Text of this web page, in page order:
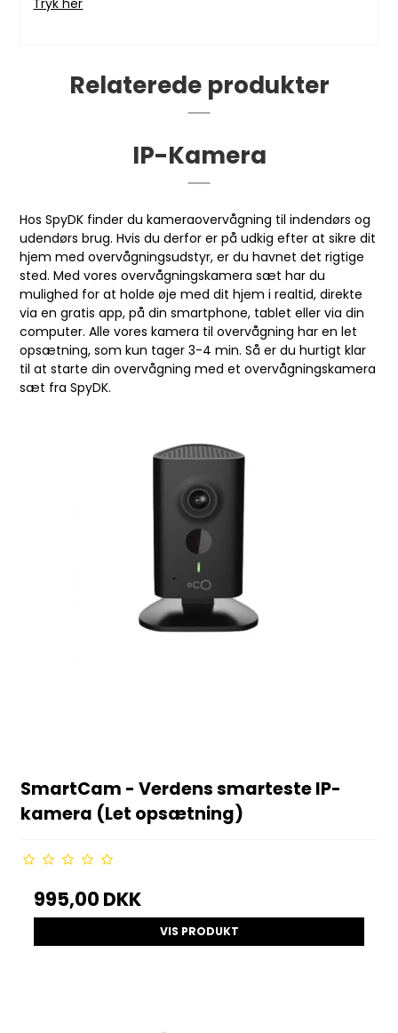
Tryk her
Relaterede produkter
IP-Kamera
Hos SpyDK finder du kameraovervågning til indendørs og
udendørs brug. Hvis du derfor er på udkig efter at sikre dit
hjem med overvågningsudstyr, er du havnet det rigtige
sted. Med vores overvågningskamera sæt har du
mulighed for at holde øje med dit hjem i realtid, direkte
via en gratis app, på din smartphone, tablet eller via din
computer. Alle vores kamera til overvågning har en let
opsætning, som kun tager 3-4 min. Så er du hurtigt klar
til at starte din overvågning med et overvågningskamera
sæt fra SpyDK.
SmartCam - Verdens smarteste IP-
kamera (Let opsætning)
995,00 DKK
VIS PRODUKT